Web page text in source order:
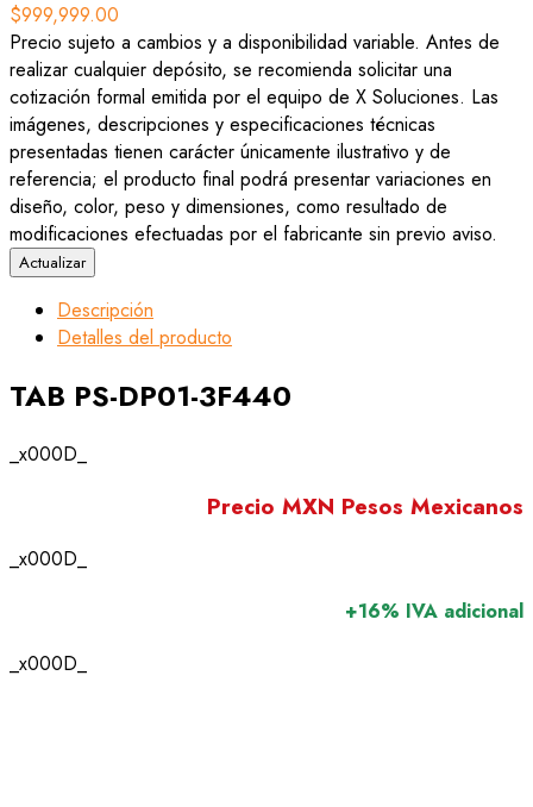
$999,999.00
Precio sujeto a cambios y a disponibilidad variable. Antes de
realizar cualquier depósito, se recomienda solicitar una
cotización formal emitida por el equipo de X Soluciones. Las
imágenes, descripciones y especificaciones técnicas
presentadas tienen carácter únicamente ilustrativo y de
referencia; el producto final podrá presentar variaciones en
diseño, color, peso y dimensiones, como resultado de
modificaciones efectuadas por el fabricante sin previo aviso.
Descripción
Detalles del producto
TAB PS-DP01-3F440
_x000D_
Precio MXN Pesos Mexicanos
_x000D_
+16% IVA adicional
_x000D_